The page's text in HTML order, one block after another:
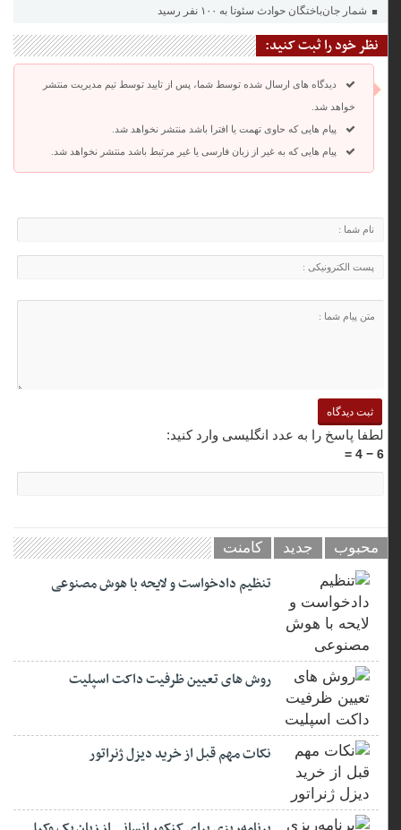
شمار جان‌باختگان حوادث سئوتا به ۱۰۰ نفر رسید
نظر خود را ثبت کنید:
دیدگاه های ارسال شده توسط شما، پس از تایید توسط تیم مدیریت منتشر
خواهد شد.
پیام هایی که حاوی تهمت یا افترا باشد منتشر نخواهد شد.
پیام هایی که به غیر از زبان فارسی یا غیر مرتبط باشد منتشر نخواهد شد.
لطفا پاسخ را به عدد انگلیسی وارد کنید:
محبوب جدید کامنت
تنظیم دادخواست و لایحه با هوش مصنوعی
روش های تعیین ظرفیت داکت اسپلیت
نکات مهم قبل از خرید دیزل ژنراتور